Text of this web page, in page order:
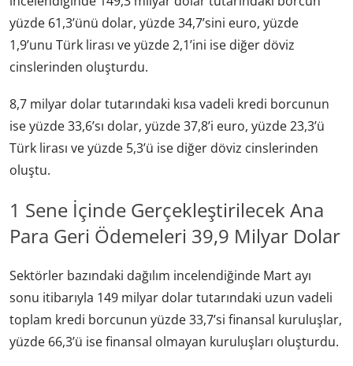
yüzde 61,3’ünü dolar, yüzde 34,7’sini euro, yüzde
1,9’unu Türk lirası ve yüzde 2,1’ini ise diğer döviz
cinslerinden oluşturdu.
8,7 milyar dolar tutarındaki kısa vadeli kredi borcunun
ise yüzde 33,6’sı dolar, yüzde 37,8’i euro, yüzde 23,3’ü
Türk lirası ve yüzde 5,3’ü ise diğer döviz cinslerinden
oluştu.
1 Sene İçinde Gerçekleştirilecek Ana
Para Geri Ödemeleri 39,9 Milyar Dolar
Sektörler bazındaki dağılım incelendiğinde Mart ayı
sonu itibarıyla 149 milyar dolar tutarındaki uzun vadeli
toplam kredi borcunun yüzde 33,7’si finansal kuruluşlar,
yüzde 66,3’ü ise finansal olmayan kuruluşları oluşturdu.